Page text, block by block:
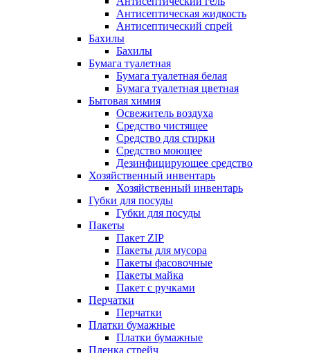
Антисептическая жидкость
Антисептический спрей
Бахилы
Бахилы
Бумага туалетная
Бумага туалетная белая
Бумага туалетная цветная
Бытовая химия
Освежитель воздуха
Средство чистящее
Средство для стирки
Средство моющее
Дезинфицирующее средство
Хозяйственный инвентарь
Хозяйственный инвентарь
Губки для посуды
Губки для посуды
Пакеты
Пакет ZIP
Пакеты для мусора
Пакеты фасовочные
Пакеты майка
Пакет с ручками
Перчатки
Перчатки
Платки бумажные
Платки бумажные
Пленка стрейч